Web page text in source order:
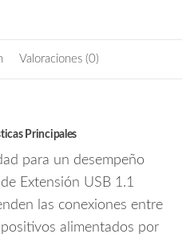
Valoraciones (0)
Principales
para un desempeño
Extensión USB 1.1
las conexiones entre
alimentados por